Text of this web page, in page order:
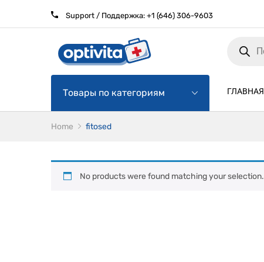
Support / Поддержка: +1 (646) 306-9603
Товары по категориям ГЛАВНАЯ
Home fitosed
No products were found matching your selection.